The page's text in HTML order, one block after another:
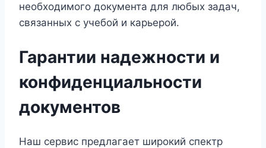
необходимого документа для любых задач,
связанных с учебой и карьерой.
Гарантии надежности и
конфиденциальности
документов
Наш сервис предлагает широкий спектр